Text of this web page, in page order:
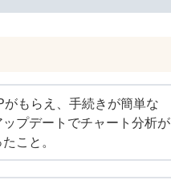
もらえ、手続きが簡単な
プデートでチャート分析が
こと。